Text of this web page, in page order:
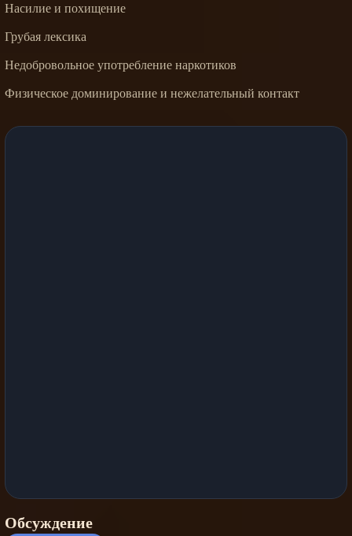
Насилие и похищение
Грубая лексика
Недобровольное употребление наркотиков
Физическое доминирование и нежелательный контакт
Обсуждение